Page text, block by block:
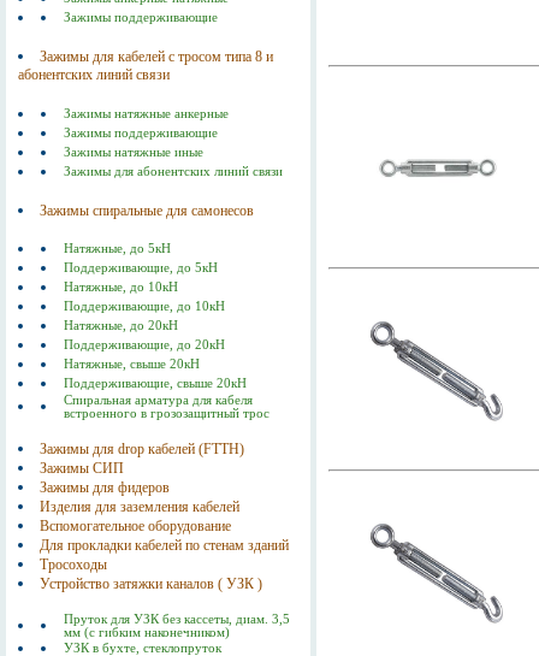
Зажимы поддерживающие
Зажимы для кабелей с тросом типа 8 и
абонентских линий связи
Зажимы натяжные анкерные
Зажимы поддерживающие
Зажимы натяжные иные
Зажимы для абонентских линий связи
Зажимы спиральные для самонесов
Натяжные, до 5кН
Поддерживающие, до 5кН
Натяжные, до 10кН
Поддерживающие, до 10кН
Натяжные, до 20кН
Поддерживающие, до 20кН
Натяжные, свыше 20кН
Поддерживающие, свыше 20кН
Спиральная арматура для кабеля
встроенного в грозозащитный трос
Зажимы для drop кабелей (FTTH)
Зажимы СИП
Зажимы для фидеров
Изделия для заземления кабелей
Вспомогательное оборудование
Для прокладки кабелей по стенам зданий
Тросоходы
Устройство затяжки каналов ( УЗК )
Пруток для УЗК без кассеты, диам. 3,5
мм (с гибким наконечником)
УЗК в бухте, стеклопруток